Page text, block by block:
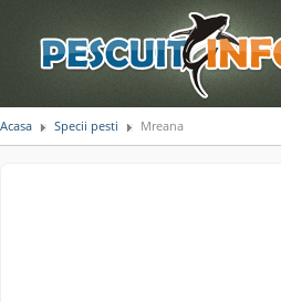
Acasa Specii pesti Mreana